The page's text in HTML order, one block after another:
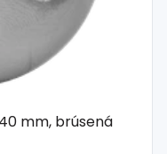
mm, brúsená